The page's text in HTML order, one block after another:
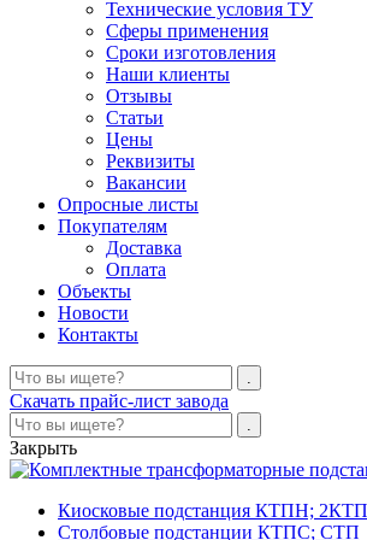
Технические условия ТУ
Сферы применения
Сроки изготовления
Наши клиенты
Отзывы
Статьи
Цены
Реквизиты
Вакансии
Опросные листы
Покупателям
Доставка
Оплата
Объекты
Новости
Контакты
Скачать прайс-лист завода
Закрыть
Киосковые подстанция КТПН;
Столбовые подстанции КТПС; СТП